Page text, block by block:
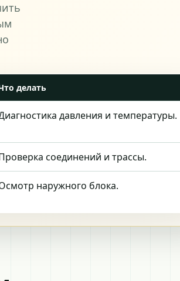
делать
давления и температуры.
соединений и трассы.
наружного блока.